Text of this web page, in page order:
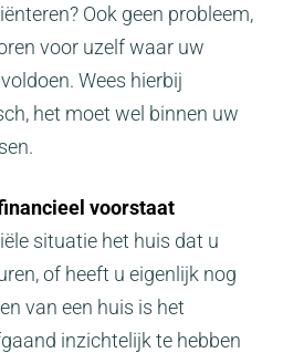
Ook geen probleem,
voor uzelf waar uw
Wees hierbij
het moet wel binnen uw
voorstaat
situatie het huis dat u
of heeft u eigenlijk nog
van een huis is het
inzichtelijk te hebben